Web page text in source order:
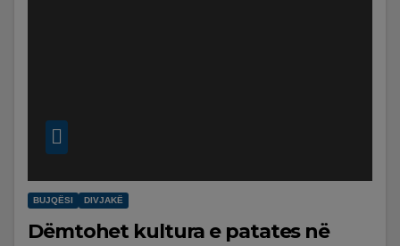
BUJQËSI DIVJAKË
Dëmtohet kultura e patates në